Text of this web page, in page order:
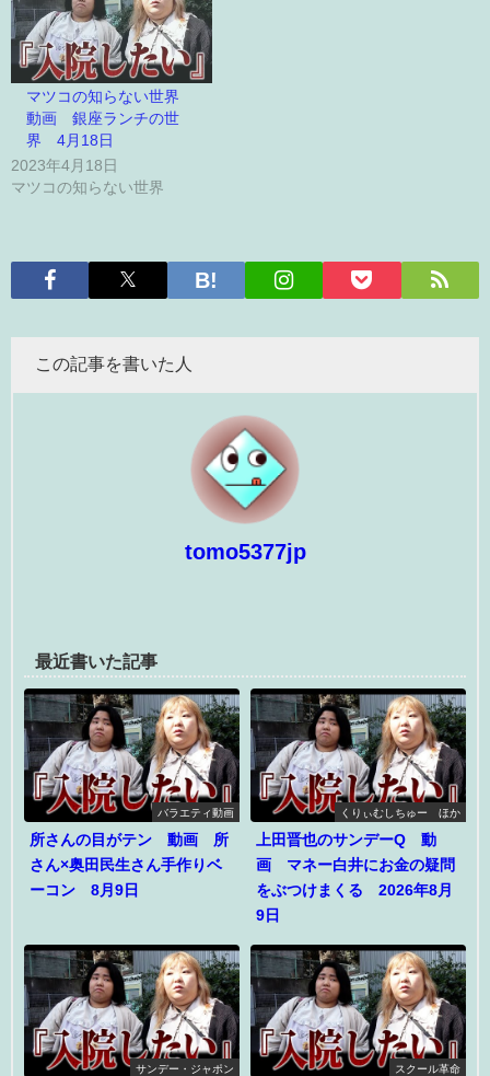
マツコの知らない世界
動画 銀座ランチの世
界 4月18日
2023年4月18日
マツコの知らない世界
この記事を書いた人
tomo5377jp
最近書いた記事
バラエティ動画
所さんの目がテン 動画 所
さん×奥田民生さん手作りベ
ーコン 8月9日
くりぃむしちゅー ほか
上田晋也のサンデーQ 動
画 マネー白井にお金の疑問
をぶつけまくる 2026年8月
9日
サンデー・ジャポン スクール革命